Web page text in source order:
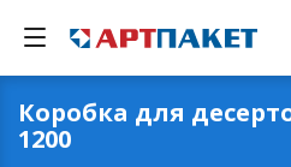
Коробка для
1200